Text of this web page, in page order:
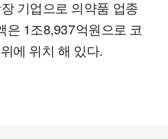
기업으로 의약품 업종
은 1조8,937억원으로 코
에 위치 해 있다.